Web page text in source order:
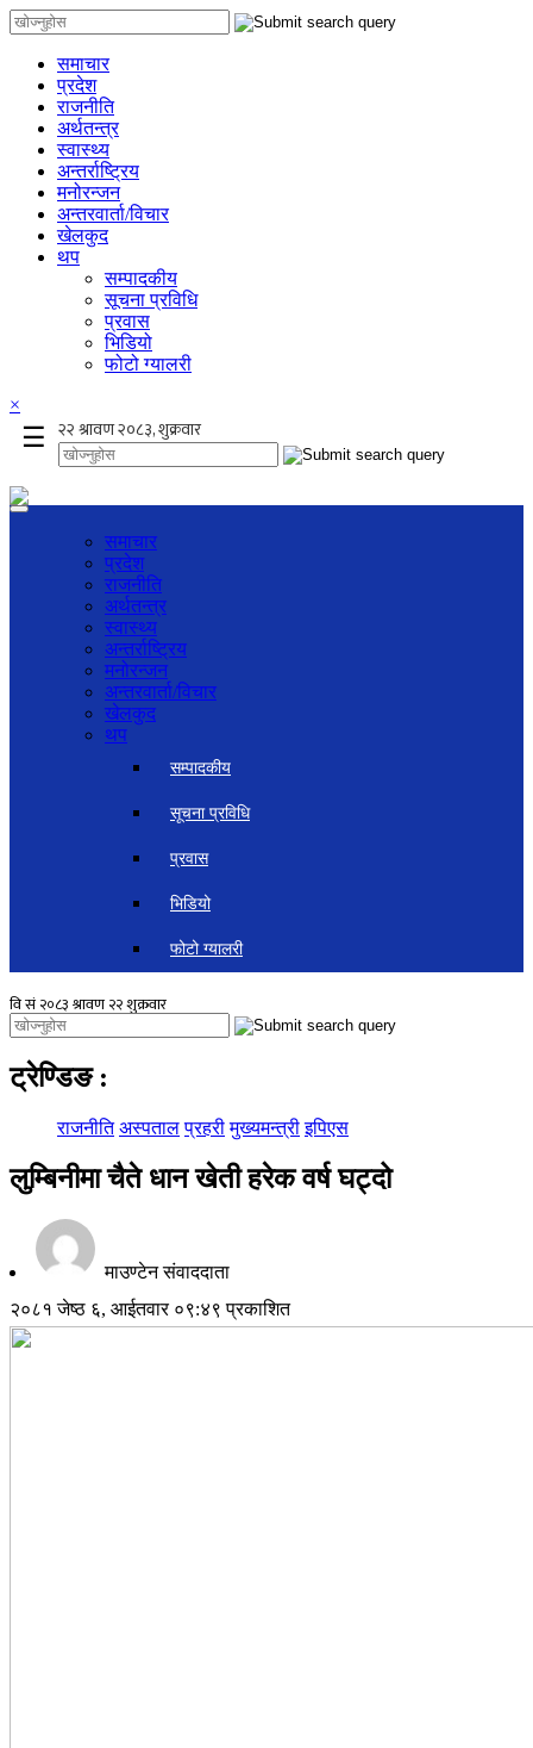
समाचार
प्रदेश
राजनीति
अर्थतन्त्र
स्वास्थ्य
अन्तर्राष्ट्रिय
मनोरन्जन
अन्तरवार्ता/विचार
खेलकुद
थप
सम्पादकीय
सूचना प्रविधि
प्रवास
भिडियो
फोटो ग्यालरी
×
☰
समाचार
प्रदेश
राजनीति
अर्थतन्त्र
स्वास्थ्य
अन्तर्राष्ट्रिय
मनोरन्जन
अन्तरवार्ता/विचार
खेलकुद
थप
सम्पादकीय
सूचना प्रविधि
प्रवास
भिडियो
फोटो ग्यालरी
ट्रेण्डिङ :
राजनीति अस्पताल प्रहरी मुख्यमन्त्री इपिएस
लुम्बिनीमा चैते धान खेती हरेक वर्ष घट्दो
माउण्टेन संवाददाता
२०८१ जेष्ठ ६, आईतवार ०९:४९ प्रकाशित